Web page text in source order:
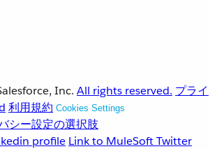
Inc. All rights reserved. プライ
利用規約 Cookies Settings
シー設定の選択肢
profile Link to MuleSoft Twitter